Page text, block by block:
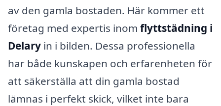
av den gamla bostaden. Här kommer ett
företag med expertis inom flyttstädning i
Delary in i bilden. Dessa professionella
har både kunskapen och erfarenheten för
att säkerställa att din gamla bostad
lämnas i perfekt skick, vilket inte bara